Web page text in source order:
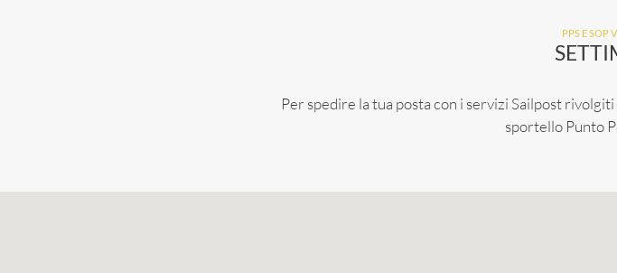
PPS E SOP
Per spedire la tua posta con i servizi Sailpost
sportello Punto